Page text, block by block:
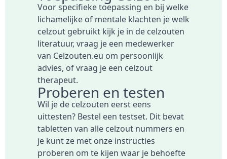
Voor specifieke toepassing en bij welke
lichamelijke of mentale klachten je welk
celzout gebruikt kijk je in de celzouten
literatuur, vraag je een medewerker
van Celzouten.eu om persoonlijk
advies, of vraag je een celzout
therapeut.
Proberen en testen
Wil je de celzouten eerst eens
uittesten? Bestel een testset. Dit bevat
tabletten van alle celzout nummers en
je kunt ze met onze instructies
proberen om te kijen waar je behoefte